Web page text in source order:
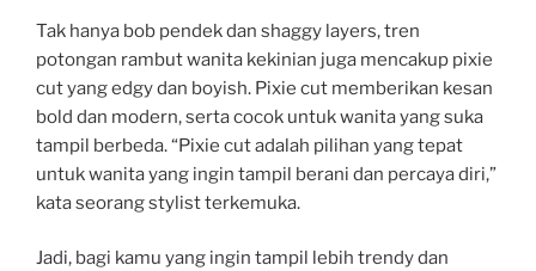
Tak hanya bob pendek dan shaggy layers, tren
potongan rambut wanita kekinian juga mencakup pixie
cut yang edgy dan boyish. Pixie cut memberikan kesan
bold dan modern, serta cocok untuk wanita yang suka
tampil berbeda. “Pixie cut adalah pilihan yang tepat
untuk wanita yang ingin tampil berani dan percaya diri,”
kata seorang stylist terkemuka.
Jadi, bagi kamu yang ingin tampil lebih trendy dan